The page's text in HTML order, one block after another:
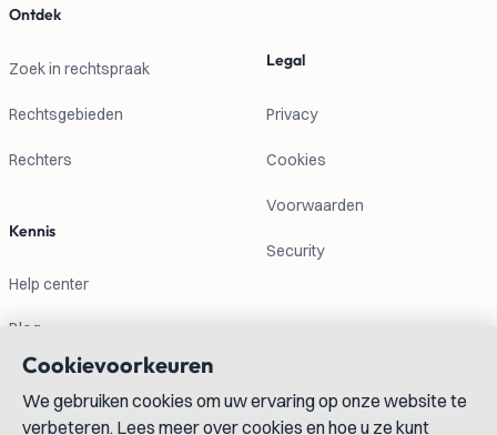
Ontdek
Zoek in rechtspraak
Rechtsgebieden
Rechters
Kennis
Help center
Blog
Legal
Privacy
Cookies
Voorwaarden
Security
Contactgegevens
Cookievoorkeuren
We gebruiken cookies om uw ervaring op onze website te
verbeteren. Lees meer over cookies en hoe u ze kunt